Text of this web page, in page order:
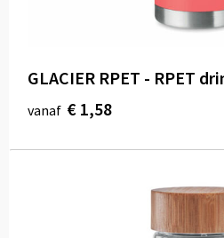
GLACIER RPET - RPET
vanaf € 1,58